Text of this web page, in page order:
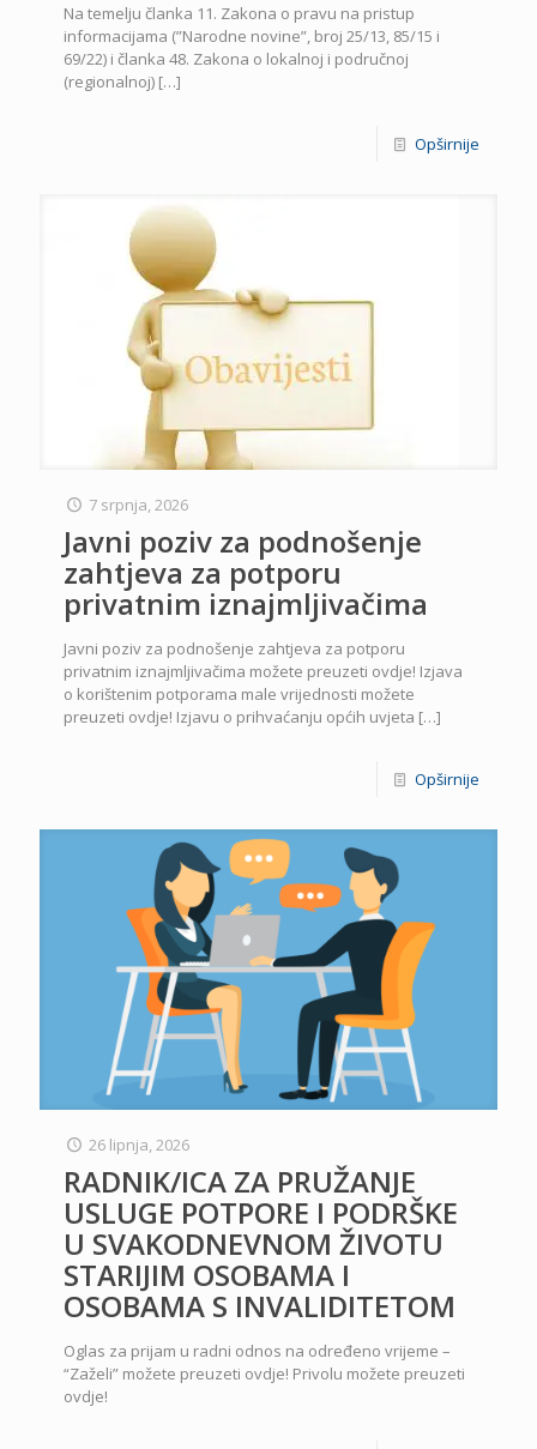
Na temelju članka 11. Zakona o pravu na pristup
informacijama (”Narodne novine”, broj 25/13, 85/15 i
69/22) i članka 48. Zakona o lokalnoj i područnoj
(regionalnoj) […]
Opširnije
7 srpnja, 2026
Javni poziv za podnošenje
zahtjeva za potporu
privatnim iznajmljivačima
Javni poziv za podnošenje zahtjeva za potporu
privatnim iznajmljivačima možete preuzeti ovdje! Izjava
o korištenim potporama male vrijednosti možete
preuzeti ovdje! Izjavu o prihvaćanju općih uvjeta […]
Opširnije
26 lipnja, 2026
RADNIK/ICA ZA PRUŽANJE
USLUGE POTPORE I PODRŠKE
U SVAKODNEVNOM ŽIVOTU
STARIJIM OSOBAMA I
OSOBAMA S INVALIDITETOM
Oglas za prijam u radni odnos na određeno vrijeme –
“Zaželi” možete preuzeti ovdje! Privolu možete preuzeti
ovdje!